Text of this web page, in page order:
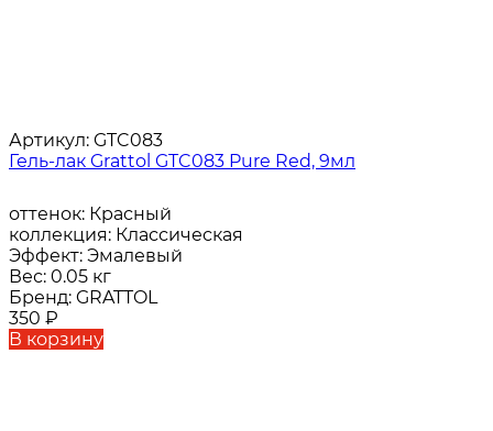
Артикул: GTC083
Гель-лак Grattol GTC083 Pure Red, 9мл
оттенок: Красный
коллекция: Классическая
Эффект: Эмалевый
Вес: 0.05 кг
Бренд: GRATTOL
350 ₽
В корзину